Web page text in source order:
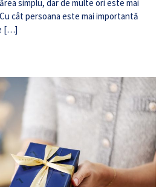
simplu, dar de multe ori este mai
cât persoana este mai importantă
[…]